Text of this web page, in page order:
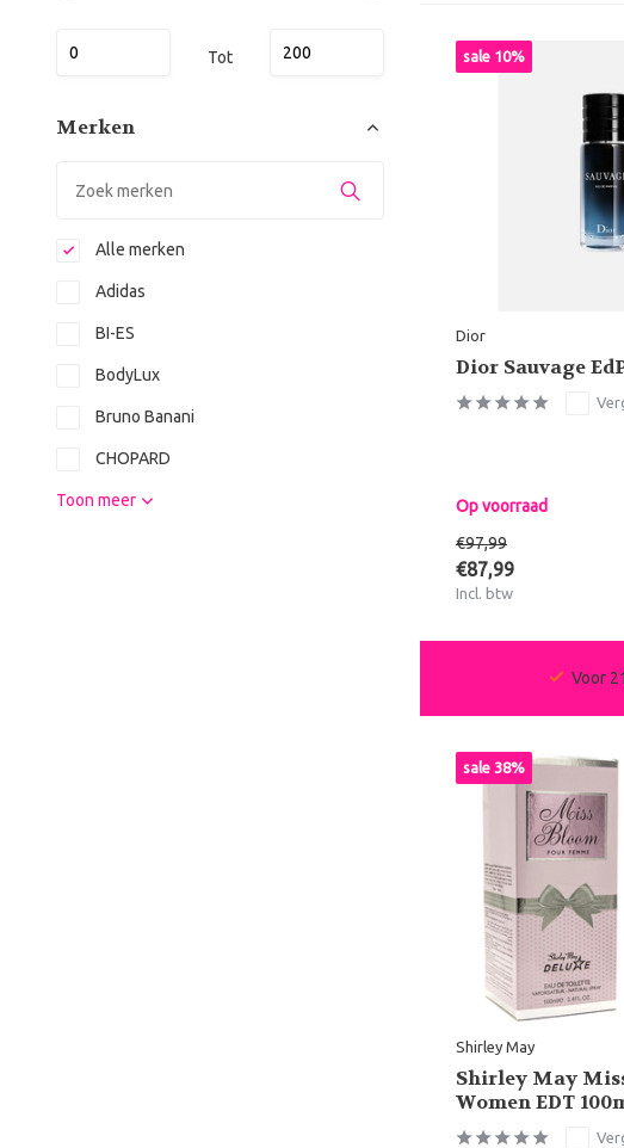
Tot
Merken
Alle merken
Adidas
BI-ES
BodyLux
Bruno Banani
CHOPARD
Toon meer
sale 10%
Dior
Dior Sauvage
Op voorraad
€97,99
€87,99
Incl. btw
Voor
sale 38%
Shirley May
Shirley May
Women EDT